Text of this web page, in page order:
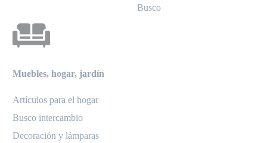
Busco
Muebles, hogar, jardín
Artículos para el hogar
Busco intercambio
Decoración y lámparas